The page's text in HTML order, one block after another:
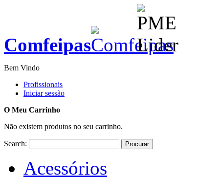
Comfeipas
Bem Vindo
Profissionais
Iniciar sessão
O Meu Carrinho
Não existem produtos no seu carrinho.
Search: Procurar
Acessórios